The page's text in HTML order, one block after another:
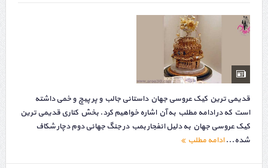
قدیمی ترین کیک عروسی جهان داستانی جالب و پر پیچ و خمی داشته
است که در ادامه مطلب به آن اشاره خواهیم کرد. بخش کناری قدیمی ترین
کیک عروسی جهان به دلیل انفجار بمب در جنگ جهانی دوم دچار شکاف
شده...ادامه مطلب